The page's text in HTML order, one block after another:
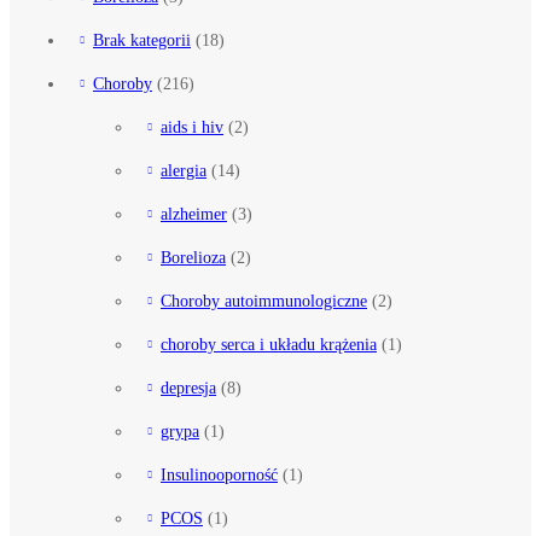
Brak kategorii (18)
Choroby (216)
aids i hiv (2)
alergia (14)
alzheimer (3)
Borelioza (2)
Choroby autoimmunologiczne (2)
choroby serca i układu krążenia (1)
depresja (8)
grypa (1)
Insulinooporność (1)
PCOS (1)